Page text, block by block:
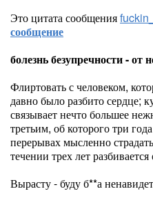
Это цитата сообщения
сообщение
болезнь безупречности - от
Флиртовать с человеком,
давно было разбито сердце;
связывает нечто большее
третьим, об которого три
перерывах мысленно
течении трех лет разбивается
Вырасту - буду б**а